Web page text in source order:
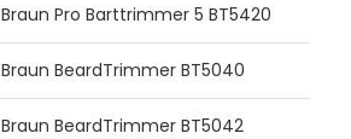
Braun Pro Barttrimmer 5 BT5420
Braun BeardTrimmer BT5040
Braun BeardTrimmer BT5042